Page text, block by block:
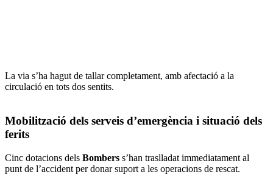
La via s’ha hagut de tallar completament, amb afectació a la
circulació en tots dos sentits.
Mobilització dels serveis d’emergència i situació dels
ferits
Cinc dotacions dels Bombers s’han traslladat immediatament al
punt de l’accident per donar suport a les operacions de rescat.